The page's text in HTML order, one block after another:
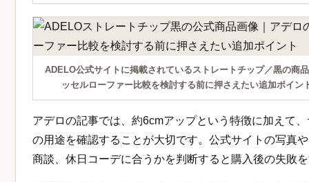
ADELO公式サイトに掲載されているストレートチップ／黒の商
ッセルローファー比較を検討する前に押さえたい追加ポイ
アデロの記事では、約6cmアップという特徴に加えて
の用途を確認することが大切です。公式サイトの写真
商談、休日コーデに合うかを判断すると購入後の失敗